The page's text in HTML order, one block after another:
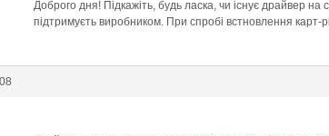
Доброго дня! Підкажіть, будь ласка, чи існує драйвер
підтримуєть виробником. При спробі встновлення